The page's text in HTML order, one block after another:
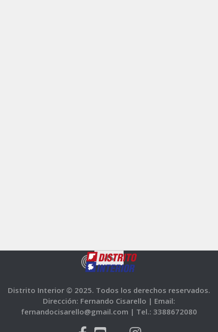
Distrito Interior © 2025. Todos los derechos reservados.
Dirección: Fernando Cisarello | Email:
fernandocisarello@gmail.com | Tel.: 3388672080